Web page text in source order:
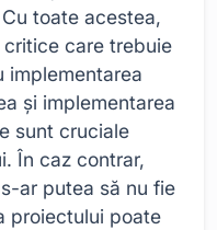
toate acestea,
care trebuie
implementarea
și implementarea
sunt cruciale
În caz contrar,
ar putea să nu fie
proiectului poate